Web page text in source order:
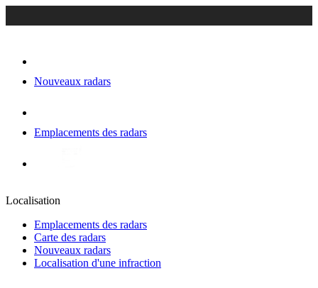
Nouveaux radars
Emplacements des radars
Localisation
Emplacements des radars
Carte des radars
Nouveaux radars
Localisation d'une infraction